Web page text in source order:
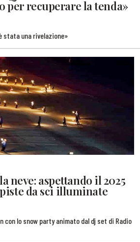
recuperare la tenda»
stata una rivelazione»
neve: aspettando il 2025
da sci illuminate
con lo snow party animato dal dj set di Radio